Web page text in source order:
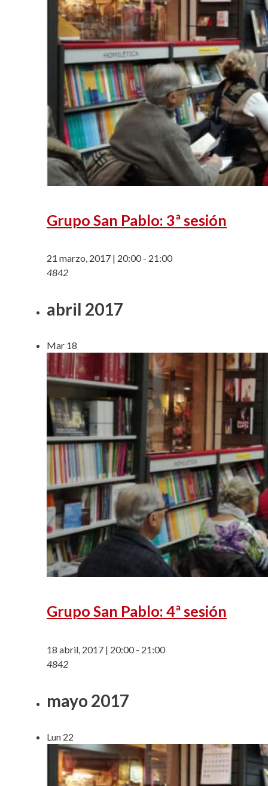
Grupo San Pablo: 3ª sesión
21 marzo, 2017 | 20:00- 21:00
4842
abril 2017
Mar 18
Grupo San Pablo: 4ª sesión
18 abril, 2017 | 20:00- 21:00
4842
mayo 2017
Lun 22